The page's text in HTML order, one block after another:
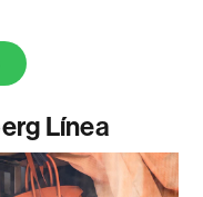
Línea